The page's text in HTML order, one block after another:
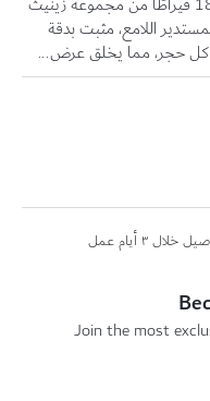
اللامع، مثبت بدقة
كل حجر، مما يخلق عرض...
خلال ٣ أيام عمل
Join the most